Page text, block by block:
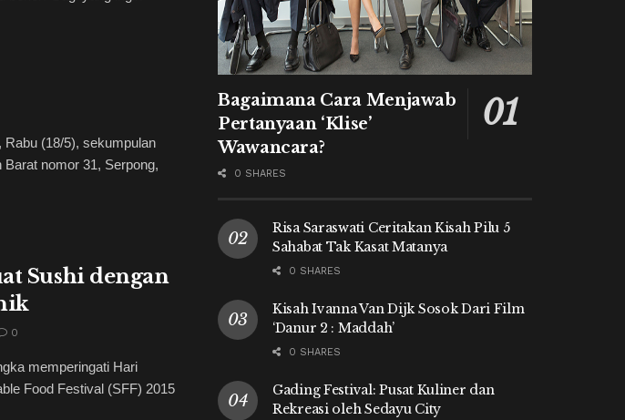
(18/5), sekumpulan
nomor 31, Serpong,
Sushi dengan
0
memperingati Hari
Food Festival (SFF) 2015
Bagaimana Cara Menjawab
Pertanyaan ‘Klise’
Wawancara?
0 SHARES
Risa Saraswati Ceritakan Kisah Pilu 5
Sahabat Tak Kasat Matanya
0 SHARES
Kisah Ivanna Van Dijk Sosok Dari Film
‘Danur 2 : Maddah’
0 SHARES
Gading Festival: Pusat Kuliner dan
Rekreasi oleh Sedayu City